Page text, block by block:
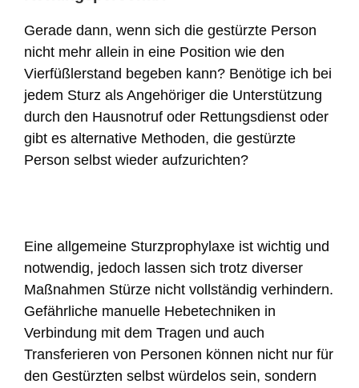
Gerade dann, wenn sich die gestürzte Person
nicht mehr allein in eine Position wie den
Vierfüßlerstand begeben kann? Benötige ich bei
jedem Sturz als Angehöriger die Unterstützung
durch den Hausnotruf oder Rettungsdienst oder
gibt es alternative Methoden, die gestürzte
Person selbst wieder aufzurichten?
Eine allgemeine Sturzprophylaxe ist wichtig und
notwendig, jedoch lassen sich trotz diverser
Maßnahmen Stürze nicht vollständig verhindern.
Gefährliche manuelle Hebetechniken in
Verbindung mit dem Tragen und auch
Transferieren von Personen können nicht nur für
den Gestürzten selbst würdelos sein, sondern